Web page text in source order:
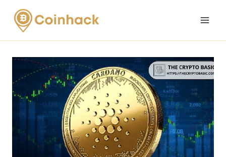
Skip
content